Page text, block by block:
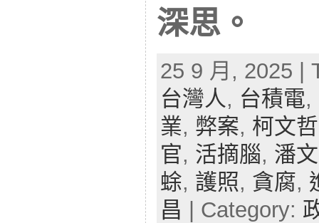
深思。
25 9 月, 2025 |
台灣人, 台積電,
業, 弊案, 柯文哲
官, 活摘腦, 潘
蜍, 護照, 貪腐,
昌 | Category: